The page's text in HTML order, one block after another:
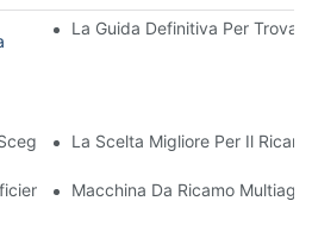
La Guida Definitiva Per
La Migliore Macchina Da
La Scelta Migliore Per Il
Spiegazione Della Macchina
Macchina Da Ricamo